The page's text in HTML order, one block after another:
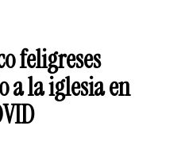
feligreses
a la iglesia en